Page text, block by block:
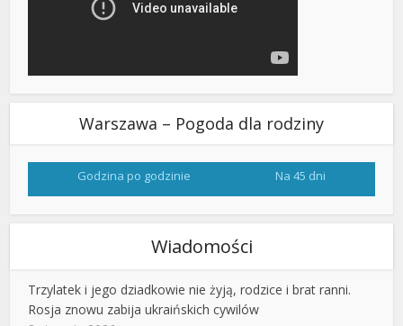
Warszawa – Pogoda dla rodziny
Godzina po godzinie Na 45 dni
Wiadomości
Trzylatek i jego dziadkowie nie żyją, rodzice i brat ranni.
Rosja znowu zabija ukraińskich cywilów